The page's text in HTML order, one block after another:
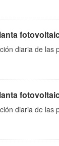
diaria de las
diaria de las